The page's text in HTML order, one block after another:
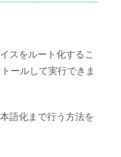
スをルート化するこ
ールして実行できま
語化まで行う方法を